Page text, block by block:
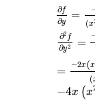
∂f
∂y =
(x
∂f∂ y=- x·2
∂2 f
∂y2 =
=
−2x(x
(
−4x (x